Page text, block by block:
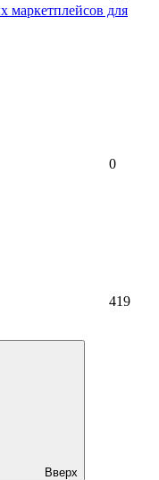
маркетплейсов для
0
419
Вверх